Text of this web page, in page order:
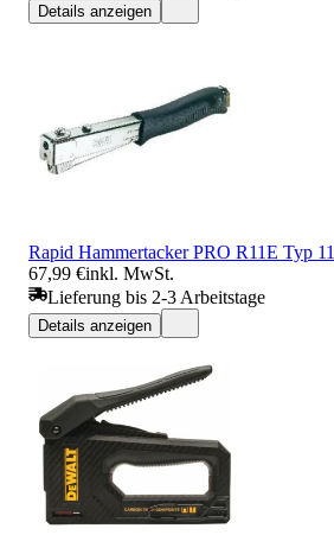
Details anzeigen
Rapid Hammertacker PRO R11E Typ
67,99 €inkl. MwSt.
Lieferung bis 2-3 Arbeitstage
Details anzeigen